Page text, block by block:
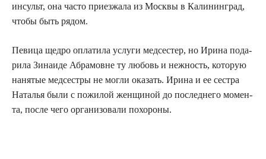
инсульт, она часто при­ез­жа­ла из Моск­вы в Кали­нин­град,
что­бы быть рядом.
Певи­ца щед­ро опла­ти­ла услу­ги мед­се­стер, но Ири­на пода­
ри­ла Зина­и­де Абра­мовне ту любовь и неж­ность, кото­рую
наня­тые мед­сест­ры не мог­ли ока­зать. Ири­на и ее сест­ра
Ната­лья были с пожи­лой жен­щи­ной до послед­не­го момен­
та, после чего орга­ни­зо­ва­ли похороны.